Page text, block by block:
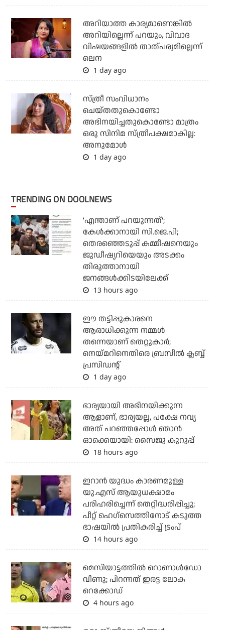
അറിയാത്ത കാര്യമാണെങ്കിൽ
അറിയില്ലെന്ന് പറയും, വിവാദ
വിഷയങ്ങളിൽ താത്പര്യമില്ലെന്ന്
ലെന
1 day ago
സ്ത്രീ സംവിധാനം
ചെയ്തതുകൊണ്ടോ
അഭിനയിച്ചതുകൊണ്ടോ മാത്രം
ഒരു സിനിമ സ്ത്രീപക്ഷമാകില്ല:
അനുമോൾ
1 day ago
TRENDING ON DOOLNEWS
'എന്താണ് പറയുന്നത്';
കേള്‍ക്കാനായി സി.ജെ.പി;
തെരഞ്ഞെടുപ്പ് കമ്മീഷനെയും
ജുഡീഷ്യറിയെയും അടക്കം
തിരുത്താനായി
ജനങ്ങള്‍ക്കിടയിലേക്ക്
13 hours ago
ഈ തട്ടിപ്പുകാരനെ
ആരാധിക്കുന്ന നമ്മള്‍
തന്നെയാണ് തെറ്റുകാര്‍;
നെയ്മറിനെതിരെ ബ്രസീല്‍ ക്ലബ്ബ്
പ്രസിഡന്റ്
1 day ago
ഭാര്യയായി അഭിനയിക്കുന്ന
ആളാണ്, ഭാര്യയല്ല, പക്ഷേ നവ്യ
അത് പറഞ്ഞപ്പോള്‍ ഞാന്‍
ഓക്കെയായി: സൈജു കുറുപ്പ്
18 hours ago
ഇറാന്‍ യുദ്ധം കാരണമുള്ള
യു.എസ് ആയുധക്ഷാമം
പരിഹരിച്ചെന്ന് തെറ്റിദ്ധരിപ്പിച്ചു;
പീറ്റ് ഹെഗ്‌സെത്തിനോട് കടുത്ത
ഭാഷയില്‍ പ്രതികരിച്ച് ട്രംപ്
14 hours ago
മെസിയാട്ടത്തില്‍ റൊണാള്‍ഡോ
വീണു; പിറന്നത് ഇരട്ട ലോക
റെക്കോഡ്
4 hours ago